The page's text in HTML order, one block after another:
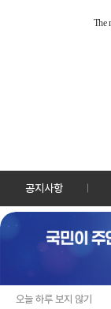
오늘 하루 보지 않기
공지사항
30128 세종